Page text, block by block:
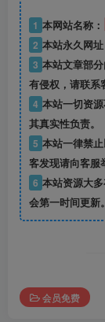
1 本网站名称：
2 本站永久网址
3 本站文章部
有侵权，请联系
4 本站一切资
其真实性负责。
5 本站一律禁
客发现请向客服
6 本站资源大
会第一时间更新。
会员免费